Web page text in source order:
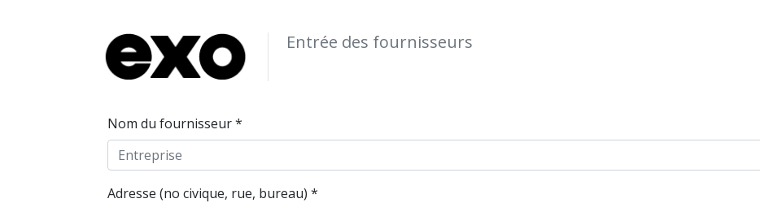
Entrée des fournisseurs
Nom du fournisseur *
Adresse (no civique, rue, bureau) *